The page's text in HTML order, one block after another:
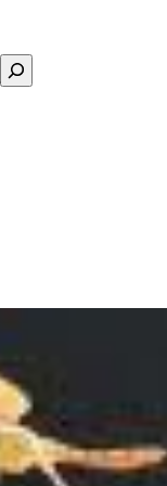
Rechercher